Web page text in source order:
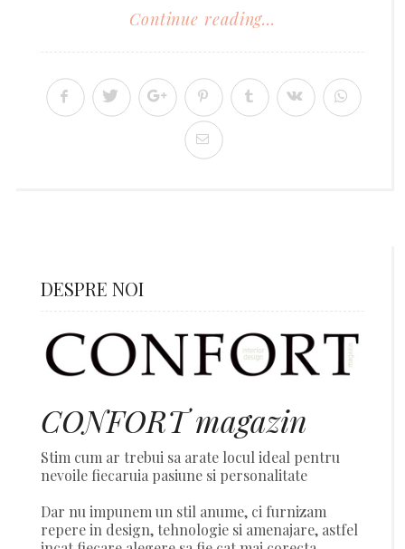
Continue reading...
DESPRE NOI
CONFORT magazin
Stim cum ar trebui sa arate locul ideal pentru
nevoile fiecaruia pasiune si personalitate
Dar nu impunem un stil anume, ci furnizam
repere in design, tehnologie si amenajare, astfel